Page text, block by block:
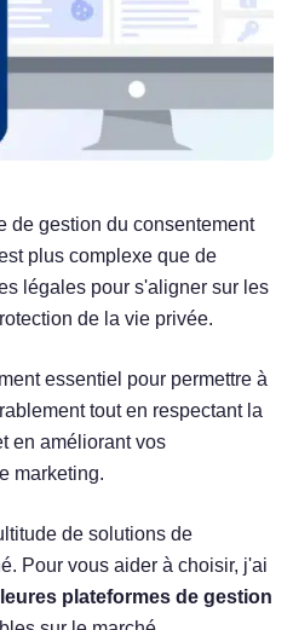
de gestion du consentement
plus complexe que de
légales pour s'aligner sur les
de la vie privée.
essentiel pour permettre à
tout en respectant la
en améliorant vos
marketing.
de solutions de
Pour vous aider à choisir, j'ai
plateformes de gestion